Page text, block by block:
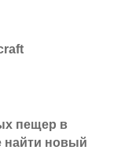
пещер в
найти новый